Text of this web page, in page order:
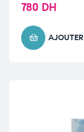
780 DH
AJOUTER